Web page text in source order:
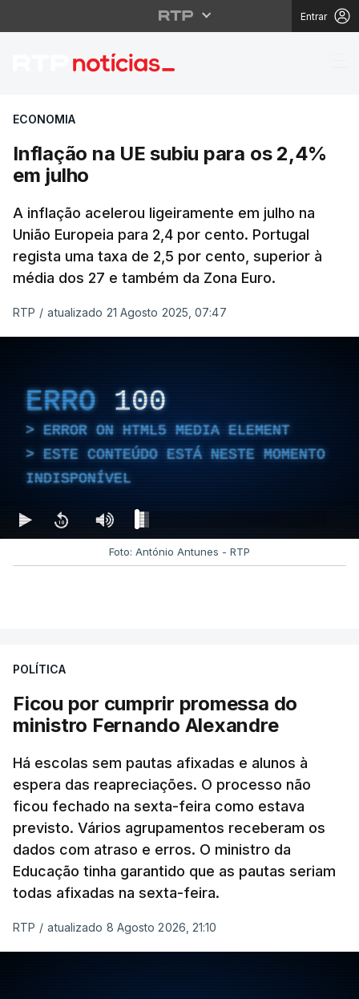
Entrar
Inflação na UE subiu
ECONOMIA
Inflação na UE subiu para os 2,4%
em julho
A inflação acelerou ligeiramente em julho na
União Europeia para 2,4 por cento. Portugal
regista uma taxa de 2,5 por cento, superior à
média dos 27 e também da Zona Euro.
RTP / atualizado 21 Agosto 2025, 07:47
ERRO 100
ERROR ON HTML5 MEDIA ELEMENT
ESTE CONTEÚDO ESTÁ NESTE MOMENTO
INDISPONÍVEL
Foto: António Antunes - RTP
POLÍTICA
Ficou por cumprir promessa do
ministro Fernando Alexandre
Há escolas sem pautas afixadas e alunos à
espera das reapreciações. O processo não
ficou fechado na sexta-feira como estava
previsto. Vários agrupamentos receberam os
dados com atraso e erros. O ministro da
Educação tinha garantido que as pautas seriam
todas afixadas na sexta-feira.
RTP / atualizado 8 Agosto 2026, 21:10